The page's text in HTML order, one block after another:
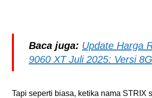
Baca juga: Update Harga
9060 XT Juli 2025: Versi
Tapi seperti biasa, ketika nama STRIX